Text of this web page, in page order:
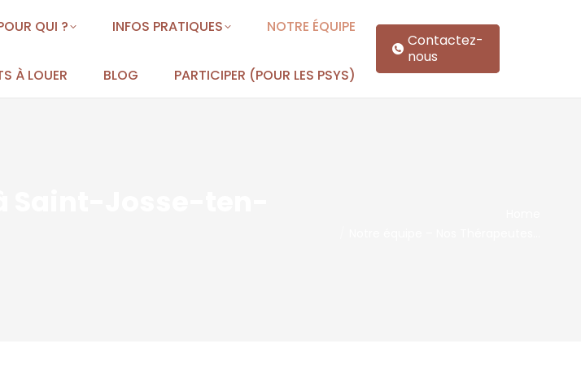
QUI ? INFOS PRATIQUES NOTRE ÉQUIPE
À LOUER BLOG PARTICIPER (POUR LES PSYS)
Contactez-
nous